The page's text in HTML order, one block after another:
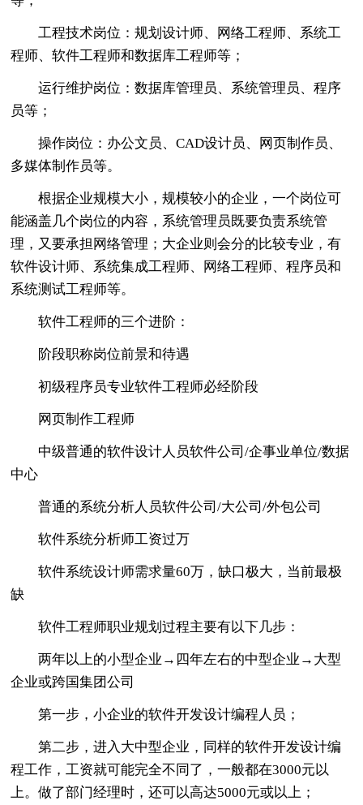
工程技术岗位：规划设计师、网络工程师、系统工
程师、软件工程师和数据库工程师等；
运行维护岗位：数据库管理员、系统管理员、程序
员等；
操作岗位：办公文员、CAD设计员、网页制作员、
多媒体制作员等。
根据企业规模大小，规模较小的企业，一个岗位可
能涵盖几个岗位的内容，系统管理员既要负责系统管
理，又要承担网络管理；大企业则会分的比较专业，有
软件设计师、系统集成工程师、网络工程师、程序员和
系统测试工程师等。
软件工程师的三个进阶：
阶段职称岗位前景和待遇
初级程序员专业软件工程师必经阶段
网页制作工程师
中级普通的软件设计人员软件公司/企事业单位/数据
中心
普通的系统分析人员软件公司/大公司/外包公司
软件系统分析师工资过万
软件系统设计师需求量60万，缺口极大，当前最极
缺
软件工程师职业规划过程主要有以下几步：
两年以上的小型企业→四年左右的中型企业→大型
企业或跨国集团公司
第一步，小企业的软件开发设计编程人员；
第二步，进入大中型企业，同样的软件开发设计编
程工作，工资就可能完全不同了，一般都在3000元以
上。做了部门经理时，还可以高达5000元或以上；